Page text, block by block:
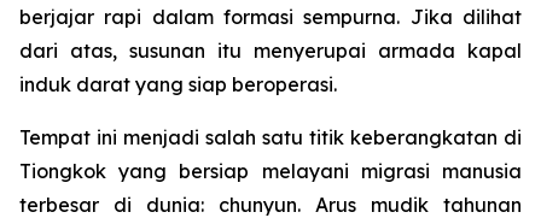
berjajar rapi dalam formasi sempurna. Jika dilihat
dari atas, susunan itu menyerupai armada kapal
induk darat yang siap beroperasi.
Tempat ini menjadi salah satu titik keberangkatan di
Tiongkok yang bersiap melayani migrasi manusia
terbesar di dunia: chunyun. Arus mudik tahunan